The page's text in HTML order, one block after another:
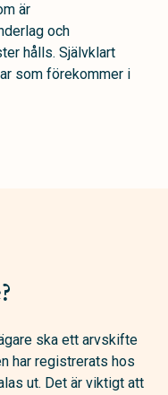
är
och
hålls. Självklart
som förekommer i
ska ett arvskifte
har registrerats hos
ut. Det är viktigt att